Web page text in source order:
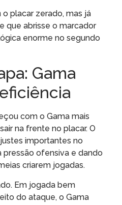
placar zerado, mas já
que abrisse o marcador
enorme no segundo
Gama
com o Gama mais
na frente no placar. O
importantes no
pressão ofensiva e dando
criarem jogadas.
Em jogada bem
do ataque, o Gama